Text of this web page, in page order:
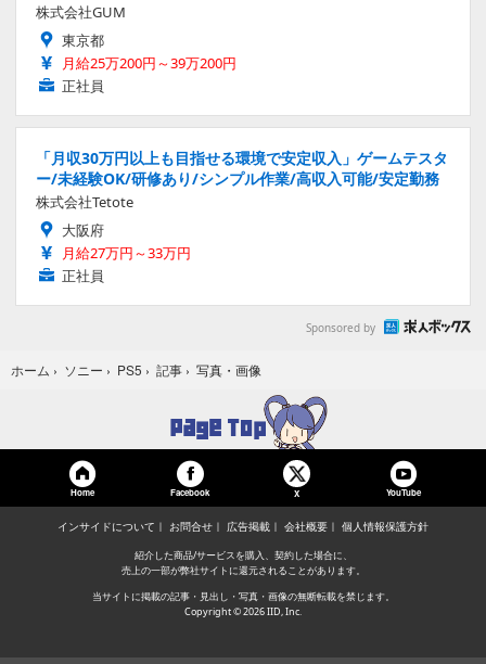
株式会社GUM
東京都
月給25万200円～39万200円
正社員
「月収30万円以上も目指せる環境で安定収入」ゲームテスタ
ー/未経験OK/研修あり/シンプル作業/高収入可能/安定勤務
株式会社Tetote
大阪府
月給27万円～33万円
正社員
Sponsored by
ホーム › ソニー › PS5 › 記事 › 写真・画像
Home Facebook X YouTube
インサイドについて お問合せ 広告掲載 会社概要 個人情報保護方針
紹介した商品/サービスを購入、契約した場合に、
売上の一部が弊社サイトに還元されることがあります。
当サイトに掲載の記事・見出し・写真・画像の無断転載を禁じます。
Copyright © 2026 IID, Inc.